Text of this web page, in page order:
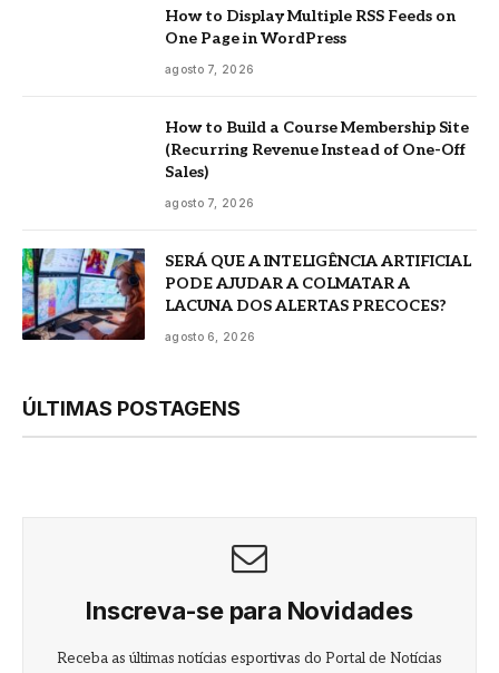
How to Display Multiple RSS Feeds on
One Page in WordPress
agosto 7, 2026
How to Build a Course Membership Site
(Recurring Revenue Instead of One-Off
Sales)
agosto 7, 2026
SERÁ QUE A INTELIGÊNCIA ARTIFICIAL
PODE AJUDAR A COLMATAR A
LACUNA DOS ALERTAS PRECOCES?
agosto 6, 2026
ÚLTIMAS POSTAGENS
Inscreva-se para Novidades
Receba as últimas notícias esportivas do Portal de Notícias